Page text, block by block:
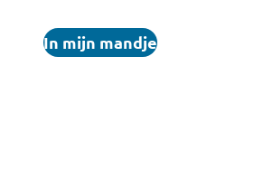
In mijn mandje